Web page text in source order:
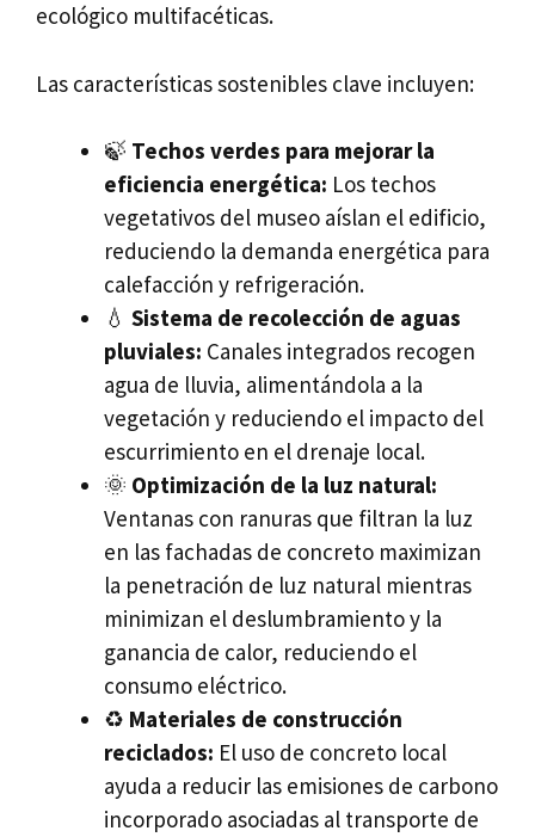
ecológico multifacéticas.
Las características sostenibles clave incluyen:
🍃 Techos verdes para mejorar la
eficiencia energética: Los techos
vegetativos del museo aíslan el edificio,
reduciendo la demanda energética para
calefacción y refrigeración.
💧 Sistema de recolección de aguas
pluviales: Canales integrados recogen
agua de lluvia, alimentándola a la
vegetación y reduciendo el impacto del
escurrimiento en el drenaje local.
🌞 Optimización de la luz natural:
Ventanas con ranuras que filtran la luz
en las fachadas de concreto maximizan
la penetración de luz natural mientras
minimizan el deslumbramiento y la
ganancia de calor, reduciendo el
consumo eléctrico.
♻️ Materiales de construcción
reciclados: El uso de concreto local
ayuda a reducir las emisiones de carbono
incorporado asociadas al transporte de